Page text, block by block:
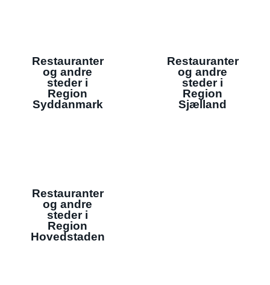
Restauranter
og andre
steder i
Region
Syddanmark
Restauranter
og andre
steder i
Region
Sjælland
Restauranter
og andre
steder i
Region
Hovedstaden